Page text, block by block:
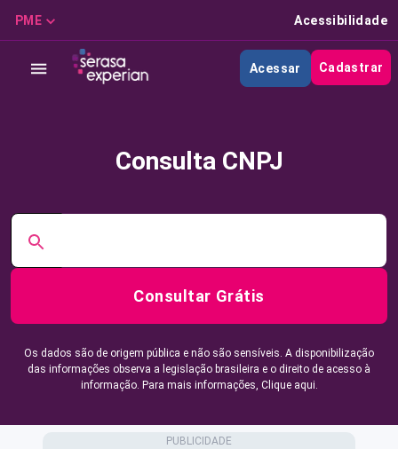
PME Acessibilidade
Acessar Cadastrar
Consulta CNPJ
Consultar Grátis
Os dados são de origem pública e não são sensíveis. A disponibilização
das informações observa a legislação brasileira e o direito de acesso à
informação. Para mais informações, Clique aqui.